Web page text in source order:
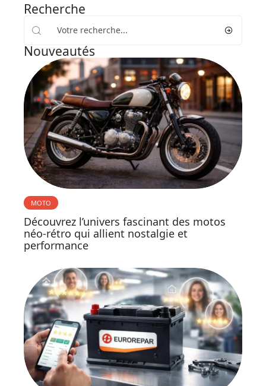
Recherche
Nouveautés
MOTO
Découvrez l’univers fascinant des motos
néo-rétro qui allient nostalgie et
performance